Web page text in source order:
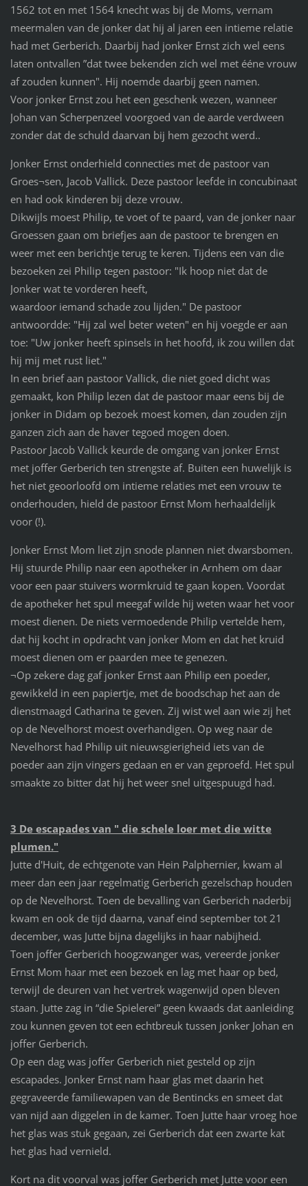
1562 tot en met 1564 knecht was bij de Moms, vernam
meermalen van de jonker dat hij al jaren een intieme relatie
had met Gerberich. Daarbij had jonker Ernst zich wel eens
laten ontvallen ”dat twee bekenden zich wel met ééne vrouw
af zouden kunnen". Hij noemde daarbij geen namen.
Voor jonker Ernst zou het een geschenk wezen, wanneer
Johan van Scherpenzeel voorgoed van de aarde verdween
zonder dat de schuld daarvan bij hem gezocht werd..
Jonker Ernst onderhield connecties met de pastoor van
Groes¬sen, Jacob Vallick. Deze pastoor leefde in concubinaat
en had ook kinderen bij deze vrouw.
Dikwijls moest Philip, te voet of te paard, van de jonker naar
Groessen gaan om briefjes aan de pastoor te brengen en
weer met een berichtje terug te keren. Tijdens een van die
bezoeken zei Philip tegen pastoor: "Ik hoop niet dat de
Jonker wat te vorderen heeft,
waardoor iemand schade zou lijden." De pastoor
antwoordde: "Hij zal wel beter weten" en hij voegde er aan
toe: "Uw jonker heeft spinsels in het hoofd, ik zou willen dat
hij mij met rust liet."
In een brief aan pastoor Vallick, die niet goed dicht was
gemaakt, kon Philip lezen dat de pastoor maar eens bij de
jonker in Didam op bezoek moest komen, dan zouden zijn
ganzen zich aan de haver tegoed mogen doen.
Pastoor Jacob Vallick keurde de omgang van jonker Ernst
met joffer Gerberich ten strengste af. Buiten een huwelijk is
het niet geoorloofd om intieme relaties met een vrouw te
onderhouden, hield de pastoor Ernst Mom herhaaldelijk
voor (!).
Jonker Ernst Mom liet zijn snode plannen niet dwarsbomen.
Hij stuurde Philip naar een apotheker in Arnhem om daar
voor een paar stuivers wormkruid te gaan kopen. Voordat
de apotheker het spul meegaf wilde hij weten waar het voor
moest dienen. De niets vermoedende Philip vertelde hem,
dat hij kocht in opdracht van jonker Mom en dat het kruid
moest dienen om er paarden mee te genezen.
¬Op zekere dag gaf jonker Ernst aan Philip een poeder,
gewikkeld in een papiertje, met de boodschap het aan de
dienstmaagd Catharina te geven. Zij wist wel aan wie zij het
op de Nevelhorst moest overhandigen. Op weg naar de
Nevelhorst had Philip uit nieuwsgierigheid iets van de
poeder aan zijn vingers gedaan en er van geproefd. Het spul
smaakte zo bitter dat hij het weer snel uitgespuugd had.
3 De escapades van " die schele loer met die witte
plumen."
Jutte d'Huit, de echtgenote van Hein Palphernier, kwam al
meer dan een jaar regelmatig Gerberich gezelschap houden
op de Nevelhorst. Toen de bevalling van Gerberich naderbij
kwam en ook de tijd daarna, vanaf eind september tot 21
december, was Jutte bijna dagelijks in haar nabijheid.
Toen joffer Gerberich hoogzwanger was, vereerde jonker
Ernst Mom haar met een bezoek en lag met haar op bed,
terwijl de deuren van het vertrek wagenwijd open bleven
staan. Jutte zag in “die Spielerei” geen kwaads dat aanleiding
zou kunnen geven tot een echtbreuk tussen jonker Johan en
joffer Gerberich.
Op een dag was joffer Gerberich niet gesteld op zijn
escapades. Jonker Ernst nam haar glas met daarin het
gegraveerde familiewapen van de Bentincks en smeet dat
van nijd aan diggelen in de kamer. Toen Jutte haar vroeg hoe
het glas was stuk gegaan, zei Gerberich dat een zwarte kat
het glas had vernield.
Kort na dit voorval was joffer Gerberich met Jutte voor een